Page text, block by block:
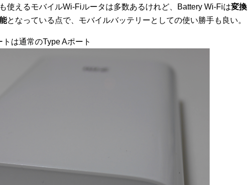
使えるモバイルWi-Fiルータは多数あるけれど、Battery Wi-Fiは変換
となっている点で、モバイルバッテリーとしての使い勝手も良い。
は通常のType Aポート